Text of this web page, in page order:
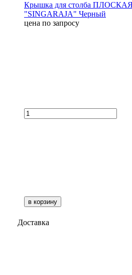
Крышка для столба
"SINGARAJA" Черный
цена по запросу
в корзину
Доставка